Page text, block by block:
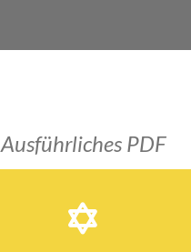
Ausführliches PDF